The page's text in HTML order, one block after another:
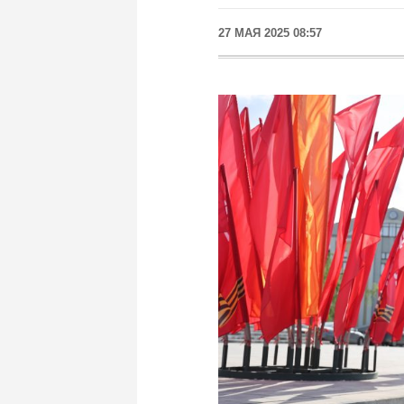
27 МАЯ 2025 08:57